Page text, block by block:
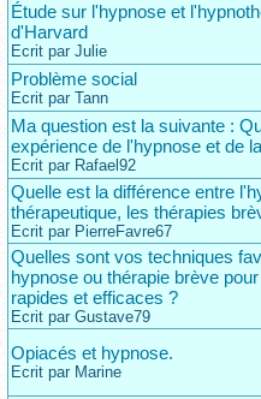
Étude sur l'hypnose et
d'Harvard
Ecrit par Julie
Problème social
Ecrit par Tann
Ma question est la suivante :
expérience de l'hypnose et de
Ecrit par Rafael92
Quelle est la différence entre
thérapeutique, les thérapies
Ecrit par PierreFavre67
Quelles sont vos techniques
hypnose ou thérapie brève
rapides et efficaces ?
Ecrit par Gustave79
Opiacés et hypnose.
Ecrit par Marine